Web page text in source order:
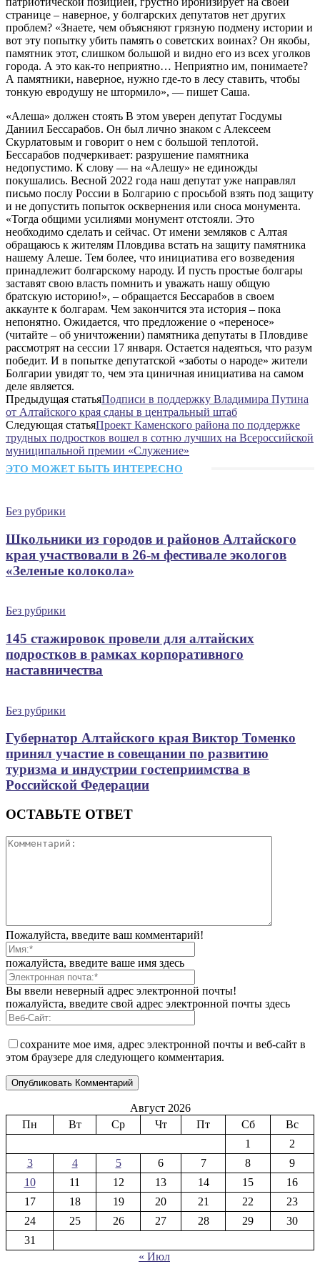
странице – наверное, у болгарских депутатов нет других
проблем? «Знаете, чем объясняют грязную подмену истории и
вот эту попытку убить память о советских воинах? Он якобы,
памятник этот, слишком большой и видно его из всех уголков
города. А это как-то неприятно… Неприятно им, понимаете?
А памятники, наверное, нужно где-то в лесу ставить, чтобы
тонкую евродушу не штормило», — пишет Саша.
«Алеша» должен стоять В этом уверен депутат Госдумы
Даниил Бессарабов. Он был лично знаком с Алексеем
Скурлатовым и говорит о нем с большой теплотой.
Бессарабов подчеркивает: разрушение памятника
недопустимо. К слову — на «Алешу» не единожды
покушались. Весной 2022 года наш депутат уже направлял
письмо послу России в Болгарию с просьбой взять под защиту
и не допустить попыток осквернения или сноса монумента.
«Тогда общими усилиями монумент отстояли. Это
необходимо сделать и сейчас. От имени земляков с Алтая
обращаюсь к жителям Пловдива встать на защиту памятника
нашему Алеше. Тем более, что инициатива его возведения
принадлежит болгарскому народу. И пусть простые болгары
заставят свою власть помнить и уважать нашу общую
братскую историю!», – обращается Бессарабов в своем
аккаунте к болгарам. Чем закончится эта история – пока
непонятно. Ожидается, что предложение о «переносе»
(читайте – об уничтожении) памятника депутаты в Пловдиве
рассмотрят на сессии 17 января. Остается надеяться, что разум
победит. И в попытке депутатской «заботы о народе» жители
Болгарии увидят то, чем эта циничная инициатива на самом
деле является.
Предыдущая статьяПодписи в поддержку Владимира Путина
от Алтайского края сданы в центральный штаб
Следующая статьяПроект Каменского района по поддержке
трудных подростков вошел в сотню лучших на Всероссийской
муниципальной премии «Служение»
ЭТО МОЖЕТ БЫТЬ ИНТЕРЕСНО
Без рубрики
Школьники из городов и районов Алтайского
края участвовали в 26-м фестивале экологов
«Зеленые колокола»
Без рубрики
145 стажировок провели для алтайских
подростков в рамках корпоративного
наставничества
Без рубрики
Губернатор Алтайского края Виктор Томенко
принял участие в совещании по развитию
туризма и индустрии гостеприимства в
Российской Федерации
ОСТАВЬТЕ ОТВЕТ
Пожалуйста, введите ваш комментарий!
пожалуйста, введите ваше имя здесь
Вы ввели неверный адрес электронной почты!
пожалуйста, введите свой адрес электронной почты здесь
сохраните мое имя, адрес электронной почты и веб-сайт в
этом браузере для следующего комментария.
Август 2026
Пн
Вт Ср Чт Пт Сб
Вс
1
2
3
4 5 6 7 8
9
10
11 12 13 14 15
16
17
18 19 20 21 22
23
24
25 26 27 28 29
30
31
« Июл